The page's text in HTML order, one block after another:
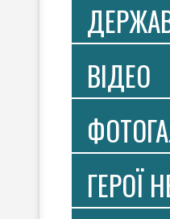
ВIДЕО
ГЕРОЇ